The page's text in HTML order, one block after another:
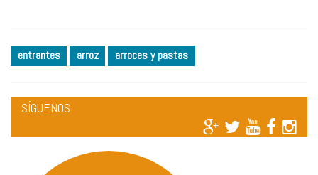
entrantes arroz arroces y pastas
SÍGUENOS